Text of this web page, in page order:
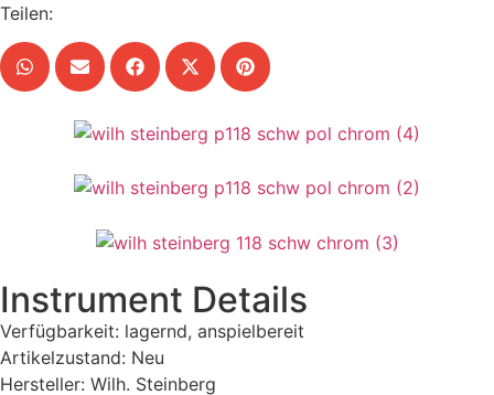
Teilen:
Instrument Details
Verfügbarkeit: lagernd, anspielbereit
Artikelzustand: Neu
Hersteller: Wilh. Steinberg